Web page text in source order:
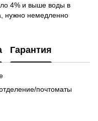
4% и выше воды в
нужно немедленно
Гарантия
почтоматы